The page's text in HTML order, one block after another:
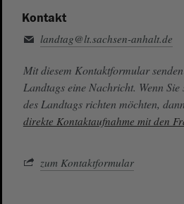
Kontakt
landtag@lt.sachsen-anhalt.de
Mit diesem Kontaktformular
Landtags eine Nachricht. Wenn
des Landtags richten möchten,
direkte Kontaktaufnahme mit den
zum Kontaktformular